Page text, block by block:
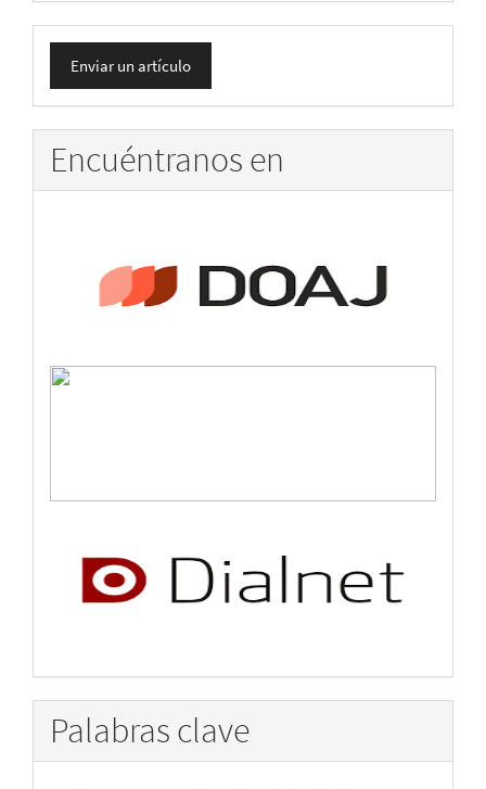
Enviar
un
artículo
Enviar un artículo
Encuéntranos en
Palabras clave